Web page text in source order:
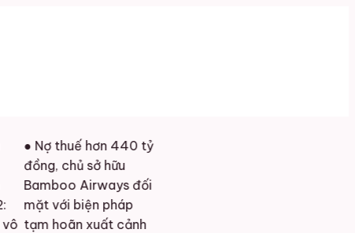
● Nợ thuế hơn 440 tỷ
đồng, chủ sở hữu
Bamboo Airways đối
mặt với biện pháp
tạm hoãn xuất cảnh